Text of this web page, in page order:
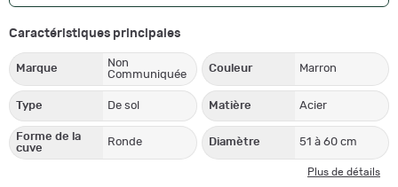
Caractéristiques principales
Marque
Non
Communiquée
Couleur Marron
Type De sol Matière Acier
Forme de la
cuve
Ronde Diamètre 51 à 60 cm
Plus de détails